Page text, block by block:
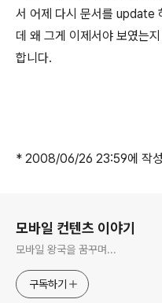
서 어제 다시 문서를 update
데 왜 그게 이제서야 보였는
합니다.
* 2008/06/26 23:59에 작성
모바일 컨텐츠 이야기
모바일 왕국을 꿈꾸며...
구독하기